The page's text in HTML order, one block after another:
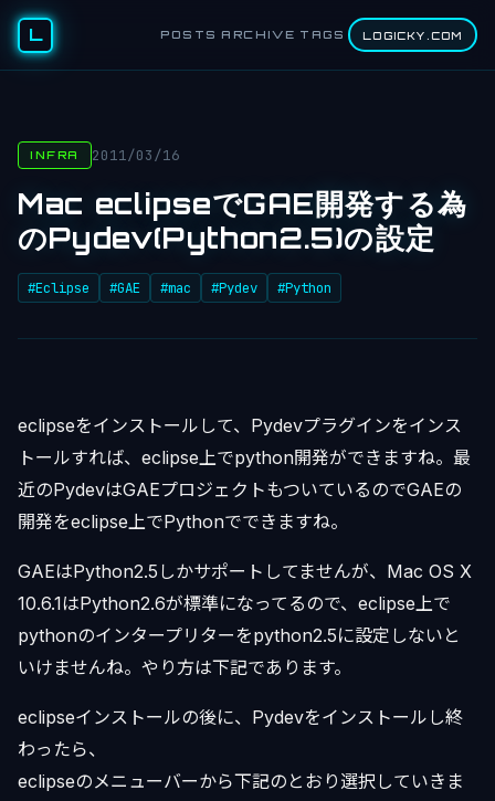
L POSTS ARCHIVE TAGS LOGICKY.COM
INFRA 2011/03/16
Mac eclipseでGAE開発する為
のPydev(Python2.5)の設定
#Eclipse #GAE #mac #Pydev #Python
eclipseをインストールして、Pydevプラグインをインス
トールすれば、eclipse上でpython開発ができますね。最
近のPydevはGAEプロジェクトもついているのでGAEの
開発をeclipse上でPythonでできますね。
GAEはPython2.5しかサポートしてませんが、Mac OS X
10.6.1はPython2.6が標準になってるので、eclipse上で
pythonのインタープリターをpython2.5に設定しないと
いけませんね。やり方は下記であります。
eclipseインストールの後に、Pydevをインストールし終
わったら、
eclipseのメニューバーから下記のとおり選択していきま